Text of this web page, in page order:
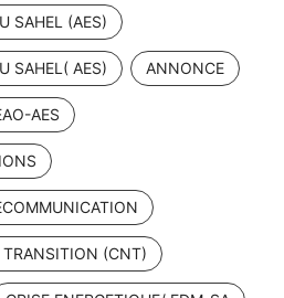
SAHEL (AES)
SAHEL( AES) ANNONCE
AES
(CNT)